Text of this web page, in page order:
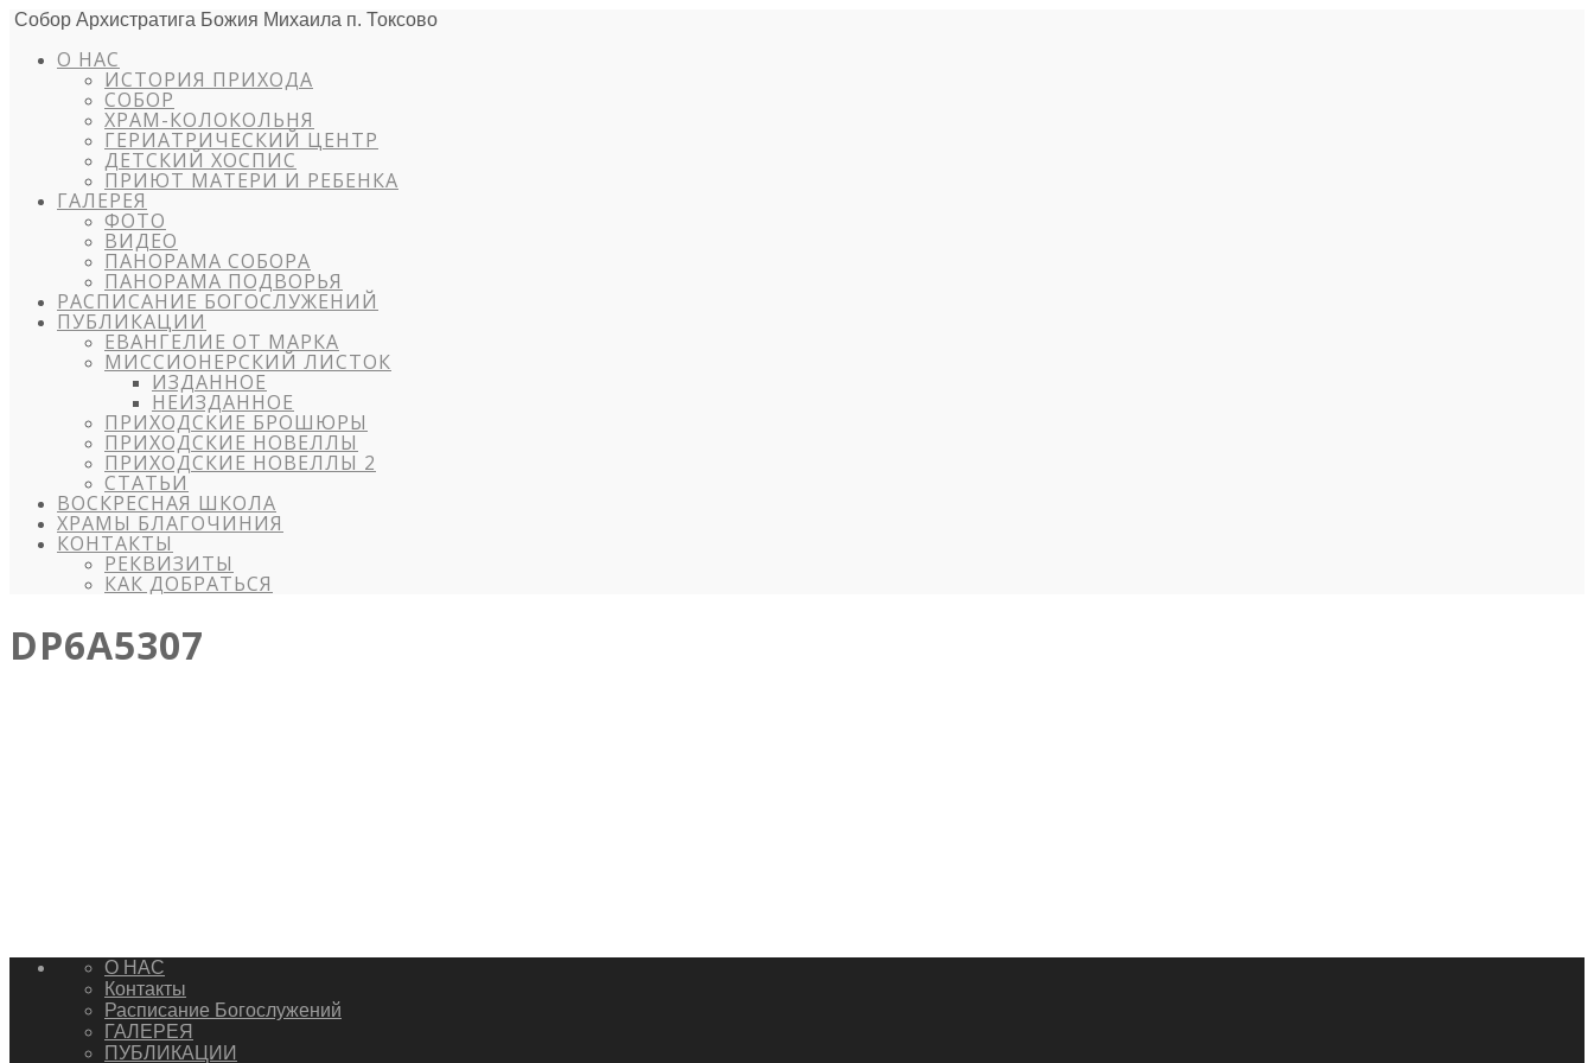
Собор Архистратига Божия Михаила п. Токсово
О НАС
ИСТОРИЯ ПРИХОДА
СОБОР
ХРАМ-КОЛОКОЛЬНЯ
ГЕРИАТРИЧЕСКИЙ ЦЕНТР
ДЕТСКИЙ ХОСПИС
ПРИЮТ МАТЕРИ И РЕБЕНКА
ГАЛЕРЕЯ
ФОТО
ВИДЕО
ПАНОРАМА СОБОРА
ПАНОРАМА ПОДВОРЬЯ
РАСПИСАНИЕ БОГОСЛУЖЕНИЙ
ПУБЛИКАЦИИ
ЕВАНГЕЛИЕ ОТ МАРКА
МИССИОНЕРСКИЙ ЛИСТОК
ИЗДАННОЕ
НЕИЗДАННОЕ
ПРИХОДСКИЕ БРОШЮРЫ
ПРИХОДСКИЕ НОВЕЛЛЫ
ПРИХОДСКИЕ НОВЕЛЛЫ 2
СТАТЬИ
ВОСКРЕСНАЯ ШКОЛА
ХРАМЫ БЛАГОЧИНИЯ
КОНТАКТЫ
РЕКВИЗИТЫ
КАК ДОБРАТЬСЯ
DP6A5307
О НАС
Контакты
Расписание Богослужений
ГАЛЕРЕЯ
ПУБЛИКАЦИИ